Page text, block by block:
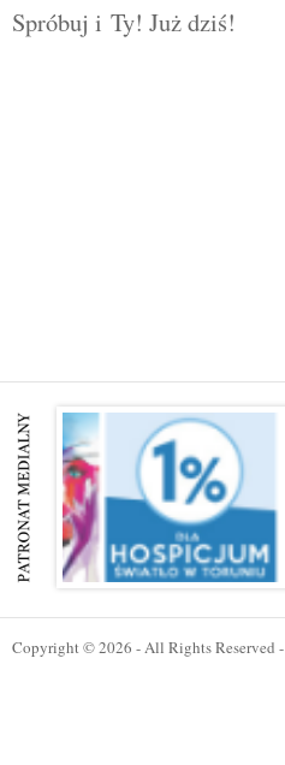
Spróbuj i Ty! Już dziś!
Copyright © 2026 - All Rights Reserved -